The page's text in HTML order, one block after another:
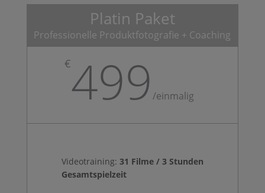
Platin Paket
Professionelle Produktfotografie + Coaching
€499 /einmalig
Videotraining: 31 Filme / 3 Stunden
Gesamtspielzeit